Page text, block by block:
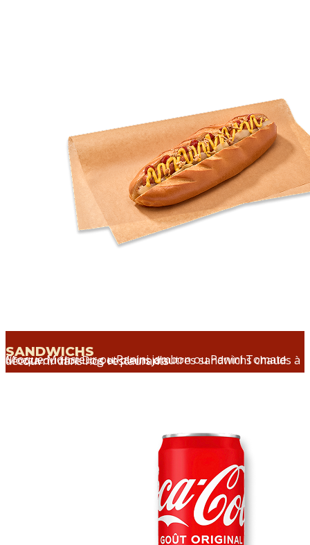
SANDWICHS
Croque Monsieur ou Panini jambon ou Panini Tomate Mozza ou Hot Dog et pleins d’autres sandwichs chauds à découvrir dans nos restaurants